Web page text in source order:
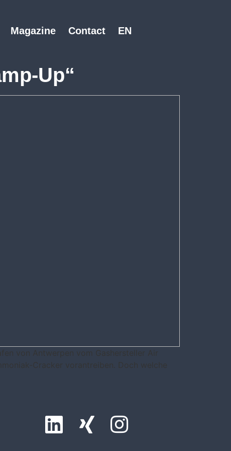
Magazine Contact EN
Up“
von Antwerpen vom Gashersteller Air
Cracker vorantreiben. Doch welche